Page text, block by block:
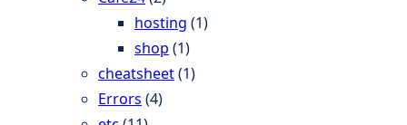
hosting (1)
shop (1)
cheatsheet(1)
Errors (4)